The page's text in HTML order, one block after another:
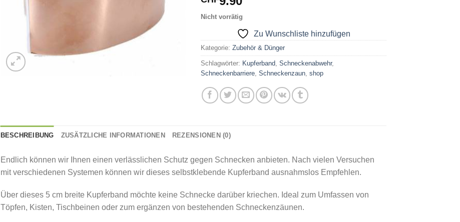
Nicht vorrätig
Zu Wunschliste hinzufügen
Kategorie:Zubehör & Dünger
Schlagwörter: Kupferband ,Schneckenabwehr,
Schneckenbarriere ,Schneckenzaun ,shop
BESCHREIBUNG ZUSÄTZLICHE INFORMATIONEN REZENSIONEN (0)
Endlich können wir Ihnen einen verlässlichen Schutz gegen Schnecken anbieten. Nach vielen Versuchen
mit verschiedenen Systemen können wir dieses selbstklebende Kupferband ausnahmslos Empfehlen.
Über dieses 5 cm breite Kupferband möchte keine Schnecke darüber kriechen. Ideal zum Umfassen von
Töpfen, Kisten, Tischbeinen oder zum ergänzen von bestehenden Schneckenzäunen.